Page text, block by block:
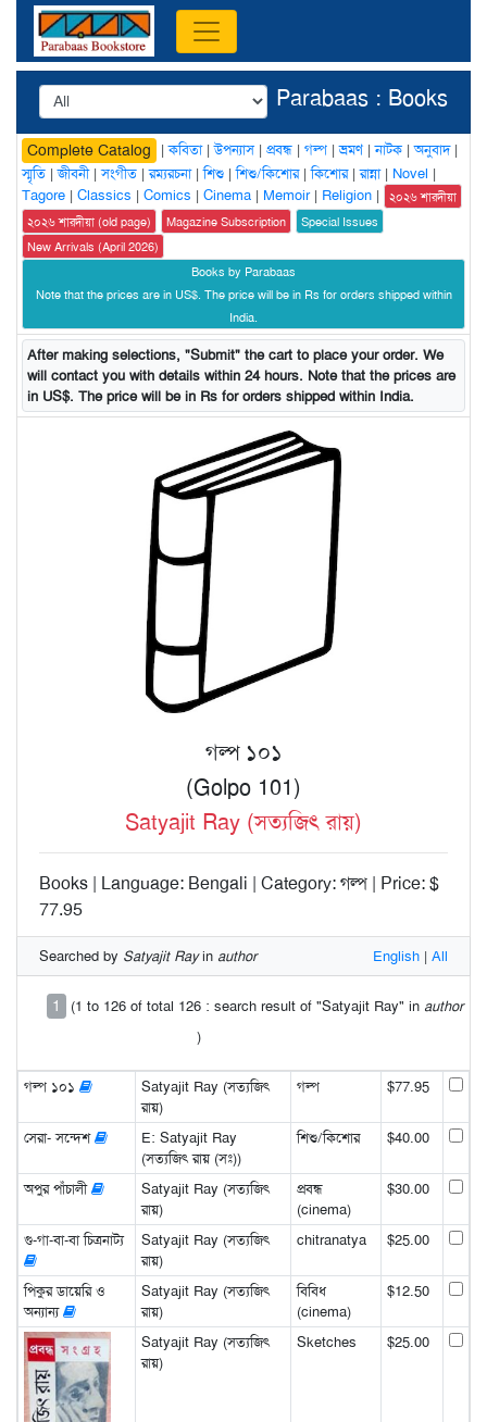
Parabaas : Books
Complete Catalog |কবিতা|উপন্যাস| প্রবন্ধ | গল্প |ভ্রমণ|নাটক |অনুবাদ|
স্মৃতি |জীবনী|সংগীত |রম্যরচনা|শিশু |শিশু/কিশোর|কিশোর|রান্না| Novel |
Tagore | Classics | Comics | Cinema | Memoir| Religion |
২০২৬ শারদীয়া
২০২৬ শারদীয়া (old page)
Magazine Subscription
Special Issues
New Arrivals (April 2026)
Books by Parabaas
Note that the prices are in US$. The price will be in Rs for orders shipped within
India.
After making selections, "Submit" the cart to place your order. We
will contact you with details within 24 hours. Note that the prices are
in US$. The price will be in Rs for orders shipped within India.
গল্প ১০১
(Golpo 101)
Satyajit Ray (সত্যজিৎ রায়)
Books | Language: Bengali | Category: গল্প | Price: $
77.95
Searched by Satyajit Rayin author English | All
1 (1 to 126 of total 126 : search result of "Satyajit Ray" in author
)
গল্প ১০১
Satyajit Ray (সত্যজিৎ
রায়)
গল্প $77.95
সেরা- সন্দেশ
E: Satyajit Ray
(সত্যজিৎ রায় (সঃ))
শিশু/কিশোর $40.00
অপুর পাঁচালী
Satyajit Ray (সত্যজিৎ
রায়)
প্রবন্ধ
(cinema)
$30.00
গু-গা-বা-বা চিত্রনাট্য
Satyajit Ray (সত্যজিৎ
রায়)
chitranatya $25.00
পিকুর ডায়েরি ও
অন্যান্য
Satyajit Ray (সত্যজিৎ
রায়)
বিবিধ
(cinema)
$12.50
Satyajit Ray (সত্যজিৎ
রায়)
Sketches $25.00